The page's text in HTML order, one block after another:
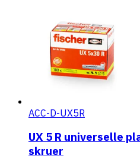
ACC-D-UX5R
UX 5 R universelle
skruer